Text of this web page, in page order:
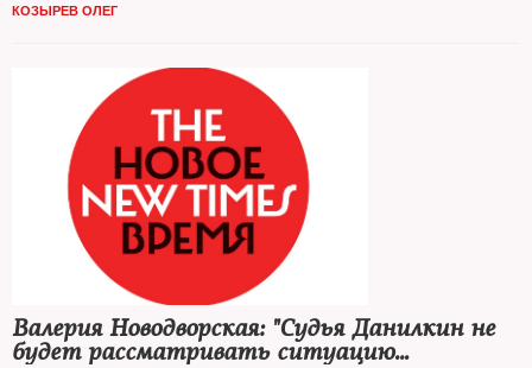
КОЗЫРЕВ ОЛЕГ
Валерия Новодворская: "Судья Данилкин не
будет рассматривать ситуацию